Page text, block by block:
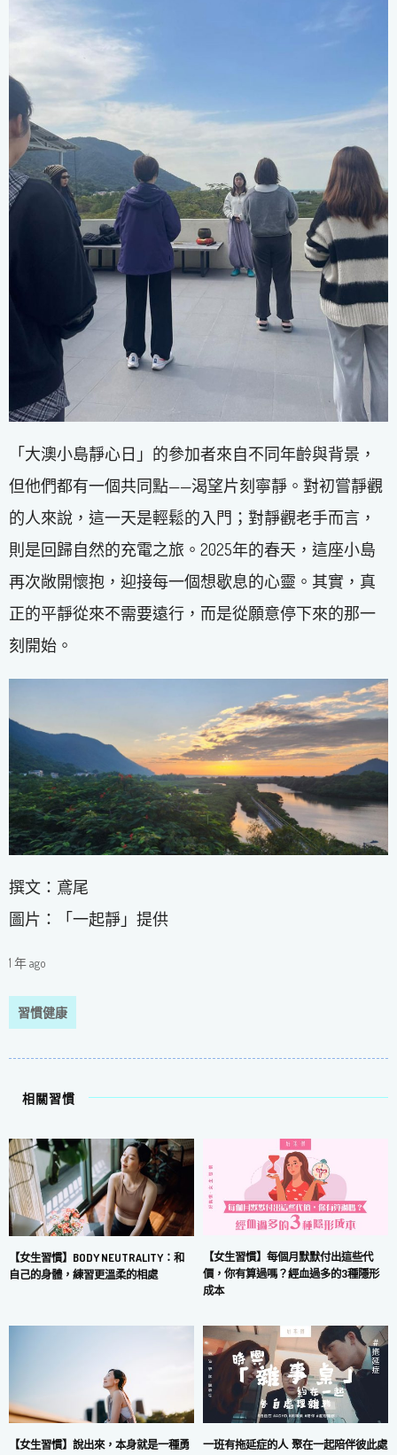
「大澳小島靜心日」的參加者來自不同年齡與背景，
但他們都有一個共同點——渴望片刻寧靜。對初嘗靜觀
的人來說，這一天是輕鬆的入門；對靜觀老手而言，
則是回歸自然的充電之旅。2025年的春天，這座小島
再次敞開懷抱，迎接每一個想歇息的心靈。其實，真
正的平靜從來不需要遠行，而是從願意停下來的那一
刻開始。
撰文：鳶尾
圖片：「一起靜」提供
1 年 ago
習慣健康
相關習慣
【女生習慣】BODY NEUTRALITY：和
自己的身體，練習更溫柔的相處
【女生習慣】每個月默默付出這些代
價，你有算過嗎？經血過多的3種隱形
成本
【女生習慣】說出來，本身就是一種勇
一班有拖延症的人 聚在一起陪伴彼此處